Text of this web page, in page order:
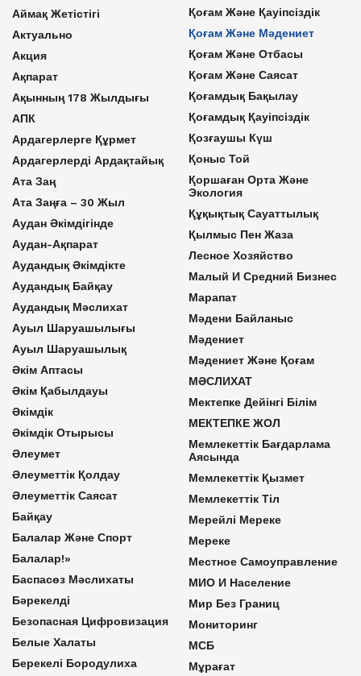
Аймақ Жетістігі
Актуально
Акция
Ақпарат
Ақынның 178 Жылдығы
АПК
Ардагерлерге Құрмет
Ардагерлерді Ардақтайық
Ата Заң
Ата Заңға – 30 Жыл
Аудан Әкімдігінде
Аудан-Ақпарат
Аудандық Әкімдікте
Аудандық Байқау
Аудандық Мәслихат
Ауыл Шаруашылығы
Ауыл Шаруашылық
Әкім Аптасы
Әкім Қабылдауы
Әкімдік
Әкімдік Отырысы
Әлеумет
Әлеуметтік Қолдау
Әлеуметтік Саясат
Байқау
Балалар Және Спорт
Балалар!»
Баспасөз Мәслихаты
Бәрекелді
Безопасная Цифровизация
Белые Халаты
Берекелі Бородулиха
Қоғам Және Қауіпсіздік
Қоғам Және Мәдениет
Қоғам Және Отбасы
Қоғам Және Саясат
Қоғамдық Бақылау
Қоғамдық Қауіпсіздік
Қозғаушы Күш
Қоныс Той
Қоршаған Орта Және
Экология
Құқықтық Сауаттылық
Қылмыс Пен Жаза
Лесное Хозяйство
Малый И Средний Бизнес
Марапат
Мәдени Байланыс
Мәдениет
Мәдениет Және Қоғам
МӘСЛИХАТ
Мектепке Дейінгі Білім
МЕКТЕПКЕ ЖОЛ
Мемлекеттік Бағдарлама
Аясында
Мемлекеттік Қызмет
Мемлекеттік Тіл
Мерейлі Мереке
Мереке
Местное Самоуправление
МИО И Население
Мир Без Границ
Мониторинг
МСБ
Мұрағат